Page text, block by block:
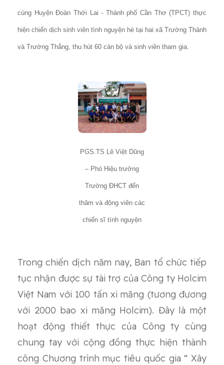
cùng Huyện Đoàn Thới Lai - Thành phố Cần Thơ (TPCT) thực
hiện chiến dịch sinh viên tình nguyện hè tại hai xã Trường Thành
và Trường Thắng, thu hút 60 cán bộ và sinh viên tham gia.
PGS.TS Lê Việt Dũng
– Phó Hiệu trưởng
Trường ĐHCT đến
thăm và động viên các
chiến sĩ tình nguyện
Trong chiến dịch năm nay, Ban tổ chức tiếp
tục nhận được sự tài trợ của Công ty Holcim
Việt Nam với 100 tấn xi măng (tương đương
với 2000 bao xi măng Holcim). Đây là một
hoạt động thiết thực của Công ty cùng
chung tay với cộng đồng thực hiện thành
công Chương trình mục tiêu quốc gia “ Xây